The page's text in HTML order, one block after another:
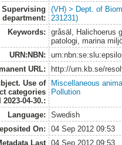
Supervising
department:
(VH) > Dept. of
231231)
Keywords:
gråsäl, Halichoerus
patologi, marina
URN:NBN:
URL:
http://urn.kb.se/
Use of
categories
04-30.:
Miscellaneous
Pollution
Language:
Swedish
On:
04 Sep 2012 09:53
Last
04 Sep 2012 09:53